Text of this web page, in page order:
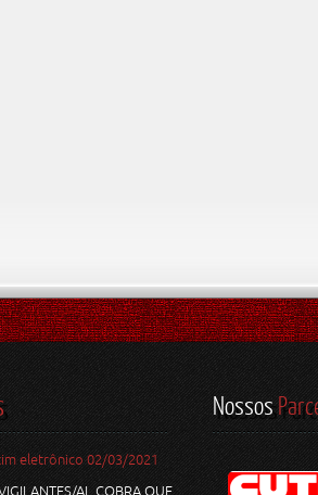
eletrônico 02/03/2021
AL COBRA QUE
Nossos